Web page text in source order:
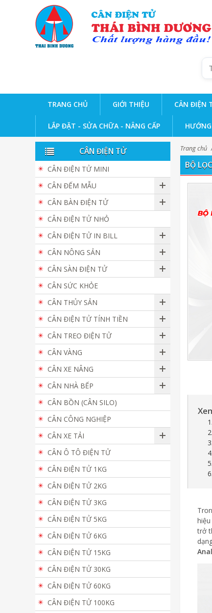
TRANG CHỦ GIỚI THIỆU CÂN ĐIỆN
LẮP ĐẶT - SỬA CHỮA - NÂNG CẤP
Trang chủ
BỘ
trở
CÂN ĐIỆN TỬ
CÂN ĐIỆN TỬ MINI
CÂN ĐẾM MẪU
CÂN BÀN ĐIỆN TỬ
CÂN ĐIỆN TỬ NHỎ
CÂN ĐIỆN TỬ IN BILL
CÂN NÔNG SẢN
CÂN SÀN ĐIỆN TỬ
CÂN SỨC KHỎE
CÂN THỦY SẢN
CÂN ĐIỆN TỬ TÍNH TIỀN
CÂN TREO ĐIỆN TỬ
CÂN VÀNG
CÂN XE NÂNG
CÂN NHÀ BẾP
CÂN BỒN (CÂN SILO)
CÂN CÔNG NGHIỆP
CÂN XE TẢI
CÂN Ô TÔ ĐIỆN TỬ
CÂN ĐIỆN TỬ 1KG
CÂN ĐIỆN TỬ 2KG
CÂN ĐIỆN TỬ 3KG
CÂN ĐIỆN TỬ 5KG
CÂN ĐIỆN TỬ 6KG
CÂN ĐIỆN TỬ 15KG
CÂN ĐIỆN TỬ 30KG
CÂN ĐIỆN TỬ 60KG
CÂN ĐIỆN TỬ 100KG